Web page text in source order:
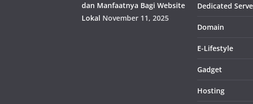
dan Manfaatnya Bagi Website
Lokal November 11, 2025
Dedicated
Domain
E-Lifestyle
Gadget
Hosting